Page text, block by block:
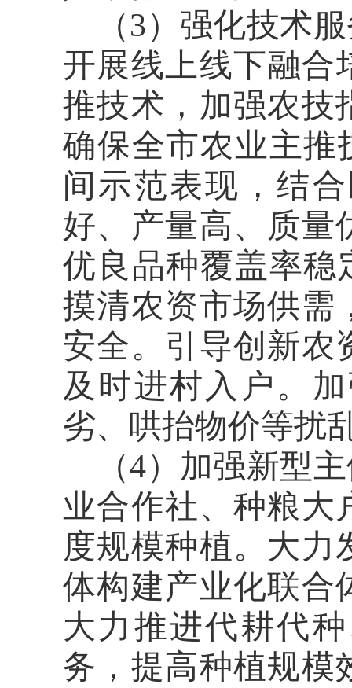
（3）强化技术
开展线上线下融合
推技术，加强农技
确保全市农业主推
间示范表现，结
好、产量高、质量
优良品种覆盖率稳
摸清农资市场供需
安全。引导创新农
及时进村入户。
劣、哄抬物价等扰
（4）加强新型
业合作社、种粮大
度规模种植。大力
体构建产业化联合
大力推进代耕代
务，提高种植规模